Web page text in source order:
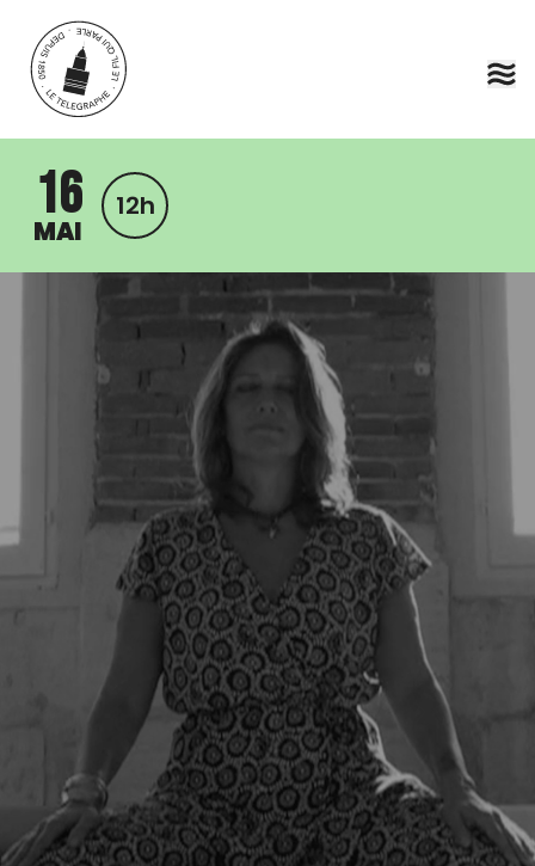
Aller au contenu principal
16
MAI
12h